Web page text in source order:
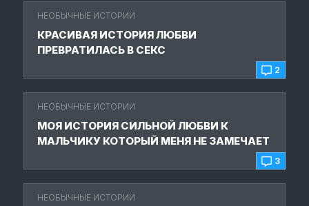
2
НЕОБЫЧНЫЕ ИСТОРИИ
КРАСИВАЯ ИСТОРИЯ ЛЮБВИ
ПРЕВРАТИЛАСЬ В СЕКС
3
НЕОБЫЧНЫЕ ИСТОРИИ
МОЯ ИСТОРИЯ СИЛЬНОЙ ЛЮБВИ К
МАЛЬЧИКУ КОТОРЫЙ МЕНЯ НЕ ЗАМЕЧАЕТ
НЕОБЫЧНЫЕ ИСТОРИИ